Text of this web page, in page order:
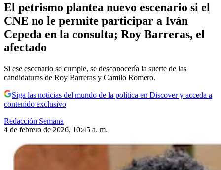
El petrismo plantea nuevo escenario si el
CNE no le permite participar a Iván
Cepeda en la consulta; Roy Barreras, el
afectado
Si ese escenario se cumple, se desconocería la suerte de las
candidaturas de Roy Barreras y Camilo Romero.
Siga las noticias del mundo de la política en Discover y acceda a
contenido exclusivo
Redacción Semana
4 de febrero de 2026, 10:45 a. m.